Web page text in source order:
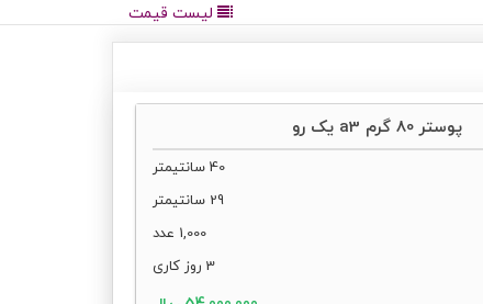
لیست قیمت
پوستر 80 گرم a3 یک رو
40 سانتیمتر
29 سانتیمتر
1,000 عدد
3 روز کاری